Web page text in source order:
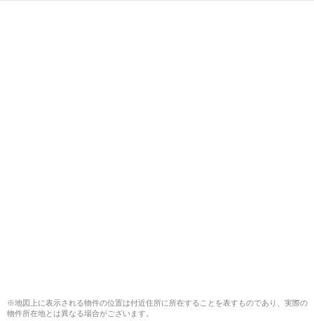
※地図上に表示される物件の位置は付近住所に所在することを表すものであり、実際の
物件所在地とは異なる場合がございます。